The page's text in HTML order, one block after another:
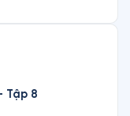
Tập 8